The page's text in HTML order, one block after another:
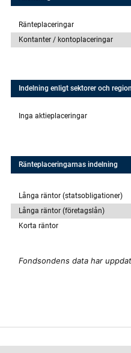
Ränteplaceringar
Kontanter / kontoplaceringar
Indelning enligt sektorer och
Inga aktieplaceringar
Ränteplaceringarnas indelning
Långa räntor (statsobligationer)
Långa räntor (företagslån)
Korta räntor
Fondsondens data har